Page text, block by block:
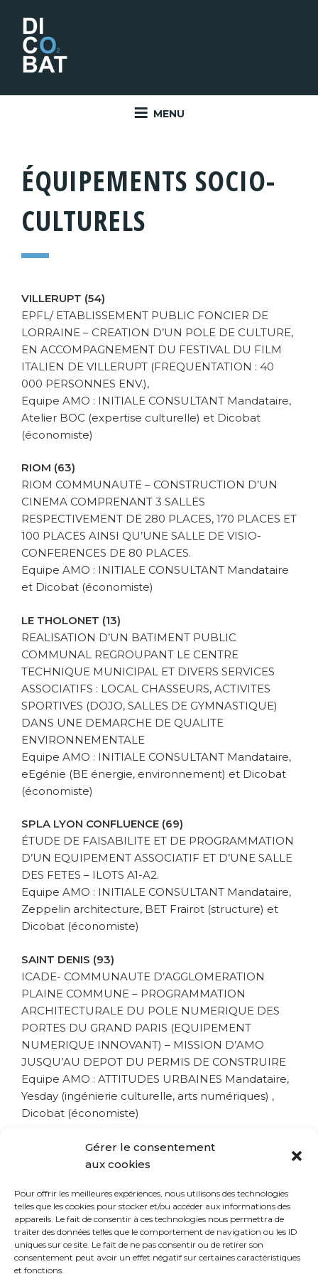
Gérer le consentement
aux cookies
Pour offrir les meilleures expériences, nous utilisons des technologies
telles que les cookies pour stocker et/ou accéder aux informations des
appareils. Le fait de consentir à ces technologies nous permettra de
traiter des données telles que le comportement de navigation ou les ID
uniques sur ce site. Le fait de ne pas consentir ou de retirer son
consentement peut avoir un effet négatif sur certaines caractéristiques
et fonctions.
contenu
principal
MENU
ÉQUIPEMENTS SOCIO-
CULTURELS
VILLERUPT (54)
EPFL/ ETABLISSEMENT PUBLIC FONCIER DE
LORRAINE – CREATION D’UN POLE DE CULTURE,
EN ACCOMPAGNEMENT DU FESTIVAL DU FILM
ITALIEN DE VILLERUPT (FREQUENTATION : 40
000 PERSONNES ENV.),
Equipe AMO : INITIALE CONSULTANT Mandataire,
Atelier BOC (expertise culturelle) et Dicobat
(économiste)
RIOM (63)
RIOM COMMUNAUTE – CONSTRUCTION D’UN
CINEMA COMPRENANT 3 SALLES
RESPECTIVEMENT DE 280 PLACES, 170 PLACES ET
100 PLACES AINSI QU’UNE SALLE DE VISIO-
CONFERENCES DE 80 PLACES.
Equipe AMO : INITIALE CONSULTANT Mandataire
et Dicobat (économiste)
LE THOLONET (13)
REALISATION D’UN BATIMENT PUBLIC
COMMUNAL REGROUPANT LE CENTRE
TECHNIQUE MUNICIPAL ET DIVERS SERVICES
ASSOCIATIFS : LOCAL CHASSEURS, ACTIVITES
SPORTIVES (DOJO, SALLES DE GYMNASTIQUE)
DANS UNE DEMARCHE DE QUALITE
ENVIRONNEMENTALE
Equipe AMO : INITIALE CONSULTANT Mandataire,
eEgénie (BE énergie, environnement) et Dicobat
(économiste)
SPLA LYON CONFLUENCE (69)
ÉTUDE DE FAISABILITE ET DE PROGRAMMATION
D’UN EQUIPEMENT ASSOCIATIF ET D’UNE SALLE
DES FETES – ILOTS A1-A2.
Equipe AMO : INITIALE CONSULTANT Mandataire,
Zeppelin architecture, BET Frairot (structure) et
Dicobat (économiste)
SAINT DENIS (93)
ICADE- COMMUNAUTE D’AGGLOMERATION
PLAINE COMMUNE – PROGRAMMATION
ARCHITECTURALE DU POLE NUMERIQUE DES
PORTES DU GRAND PARIS (EQUIPEMENT
NUMERIQUE INNOVANT) – MISSION D’AMO
JUSQU’AU DEPOT DU PERMIS DE CONSTRUIRE
Equipe AMO : ATTITUDES URBAINES Mandataire,
Yesday (ingénierie culturelle, arts numériques) ,
Dicobat (économiste)
BORDEAUX (33)
QUARTIER DES BASSINS A FLOT – REALISATION
PROGRAMMATION POUR L’EVOLUTION DE LA
BASE SOUS-MARINE DE BORDEAUX POUR
REPONDRE AUX ENJEUX DE CHANGEMENT
D’IMAGE, D’INSERTION URBAINE ET DE
PROGRAMMATION CULTURELLE ET ARTISTIQUE